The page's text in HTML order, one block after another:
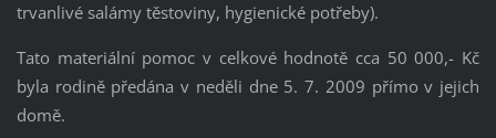
trvanlivé salámy těstoviny, hygienické potřeby).
Tato materiální pomoc v celkové hodnotě cca 50 000,- Kč
byla rodině předána v neděli dne 5. 7. 2009 přímo v jejich
domě.